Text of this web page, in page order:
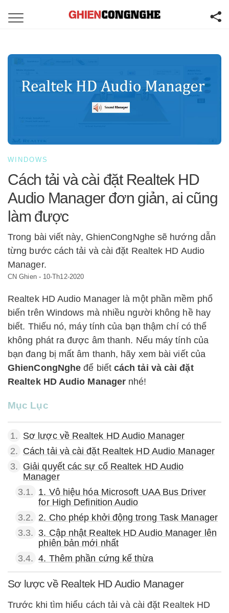
WINDOWS
Cách tải và cài đặt Realtek HD
Audio Manager đơn giản, ai cũng
làm được
Trong bài viết này, GhienCongNghe sẽ hướng dẫn
từng bước cách tải và cài đặt Realtek HD Audio
Manager.
CN Ghien- 10-Th12-2020
Realtek HD Audio Manager là một phần mềm phổ
biến trên Windows mà nhiều người không hề hay
biết. Thiếu nó, máy tính của bạn thậm chí có thể
không phát ra được âm thanh. Nếu máy tính của
bạn đang bị mất âm thanh, hãy xem bài viết của
GhienCongNghe để biếtcách tải và cài đặt
Realtek HD Audio Manager nhé!
Mục Lục
1. Sơ lược về Realtek HD Audio Manager
2. Cách tải và cài đặt Realtek HD Audio Manager
3. Giải quyết các sự cố Realtek HD Audio
Manager
3.1. 1. Vô hiệu hóa Microsoft UAA Bus Driver
for High Definition Audio
3.2. 2. Cho phép khởi động trong Task Manager
3.3. 3. Cập nhật Realtek HD Audio Manager lên
phiên bản mới nhất
3.4. 4. Thêm phần cứng kế thừa
Sơ lược về Realtek HD Audio Manager
Trước khi tìm hiểu cách tải và cài đặt Realtek HD